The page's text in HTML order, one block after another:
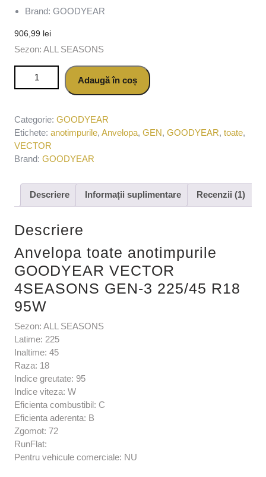
Brand: GOODYEAR
906,99 lei
Sezon: ALL SEASONS
Cantitate Anvelopa toate anotimpurile GOODYEAR VECTOR
4SEASONS GEN-3 225/45 R18 95W
Adaugă în coș
Categorie: GOODYEAR
Etichete: anotimpurile, Anvelopa, GEN, GOODYEAR, toate,
VECTOR
Brand: GOODYEAR
Descriere Informații suplimentare Recenzii (1)
Descriere
Anvelopa toate anotimpurile
GOODYEAR VECTOR
4SEASONS GEN-3 225/45 R18
95W
Sezon: ALL SEASONS
Latime: 225
Inaltime: 45
Raza: 18
Indice greutate: 95
Indice viteza: W
Eficienta combustibil: C
Eficienta aderenta: B
Zgomot: 72
RunFlat:
Pentru vehicule comerciale: NU